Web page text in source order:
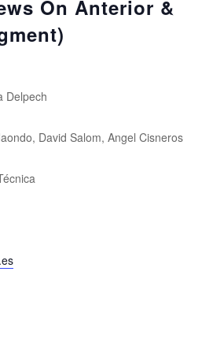
On Anterior &
Delpech
David Salom, Angel Cisneros